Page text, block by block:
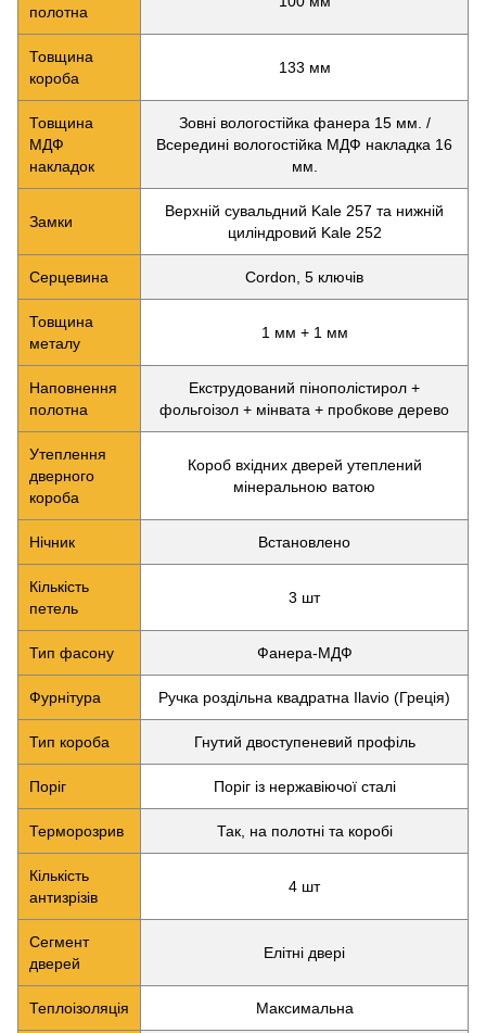
полотна
Товщина
короба
133 мм
Товщина
МДФ
накладок
Зовні вологостійка фанера 15 мм. /
Всередині вологостійка МДФ накладка 16
мм.
Замки
Верхній сувальдний Kale 257 та нижній
циліндровий Kale 252
Серцевина Cordon, 5 ключів
Товщина
металу
1 мм + 1 мм
Наповнення
полотна
Екструдований пінополістирол +
фольгоізол + мінвата + пробкове дерево
Утеплення
дверного
короба
Короб вхідних дверей утеплений
мінеральною ватою
Нічник Встановлено
Кількість
петель
3 шт
Тип фасону Фанера-МДФ
Фурнітура Ручка роздільна квадратна Ilavio (Греція)
Тип короба Гнутий двоступеневий профіль
Поріг Поріг із нержавіючої сталі
Терморозрив Так, на полотні та коробі
Кількість
антизрізів
4 шт
Сегмент
дверей
Елітні двері
Теплоізоляція Максимальна